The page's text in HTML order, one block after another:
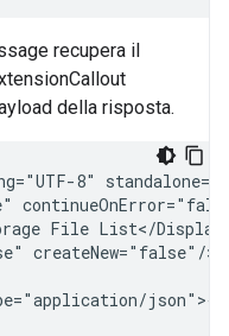
recupera il
della risposta.
8"
File